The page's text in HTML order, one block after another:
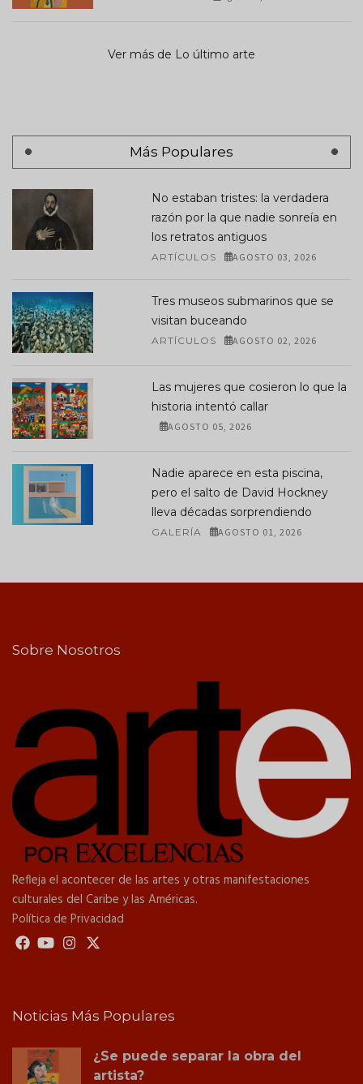
Ver más de Lo último arte
Más Populares
No estaban tristes: la verdadera
razón por la que nadie sonreía en
los retratos antiguos
ARTÍCULOS AGOSTO 03, 2026
Tres museos submarinos que se
visitan buceando
ARTÍCULOS AGOSTO 02, 2026
Las mujeres que cosieron lo que la
historia intentó callar
AGOSTO 05, 2026
Nadie aparece en esta piscina,
pero el salto de David Hockney
lleva décadas sorprendiendo
GALERÍA AGOSTO 01, 2026
Sobre Nosotros
Refleja el acontecer de las artes y otras manifestaciones
culturales del Caribe y las Américas.
Política de Privacidad
Noticias Más Populares
¿Se puede separar la obra del
artista?